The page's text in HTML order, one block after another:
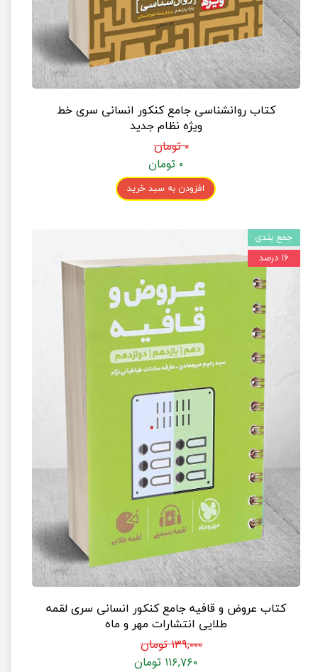
کتاب روانشناسی جامع کنکور انسانی سری خط
ویژه نظام جدید
۰ تومان
۰ تومان
افزودن به سبد خرید
کتاب عروض و قافیه جامع کنکور انسانی سری لقمه
طلایی انتشارات مهر و ماه
۱۳۹,۰۰۰ تومان
۱۱۶,۷۶۰ تومان
جمع بندی
۱۶ درصد